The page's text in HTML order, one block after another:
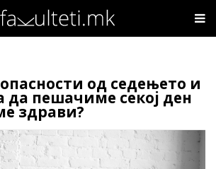
од седењето и
да пешачиме секој ден
здрави?